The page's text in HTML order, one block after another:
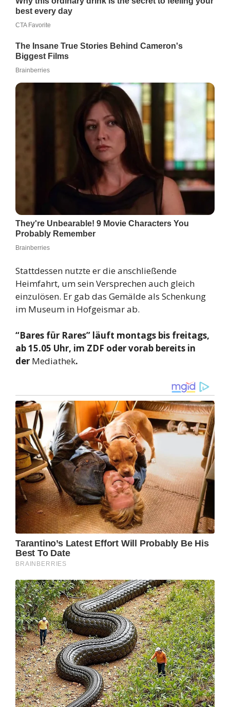
Stattdessen nutzte er die anschließende
Heimfahrt, um sein Versprechen auch gleich
einzulösen. Er gab das Gemälde als Schenkung
im Museum in Hofgeismar ab.
“Bares für Rares” läuft montags bis freitags,
ab 15.05 Uhr, im ZDF oder vorab bereits in
der Mediathek.